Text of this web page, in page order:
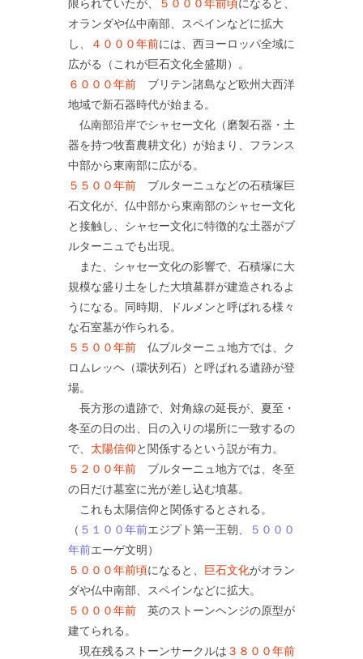
限られていたが、
５０００年前頃になると、
オランダや仏中南部、スペインなどに拡大
し、
４０００年前には、西ヨーロッパ全域に
広がる（これが巨石文化全盛期）。
６０００年前 ブリテン諸島など欧州大西洋
地域で新石器時代が始まる。
仏南部沿岸でシャセー文化（磨製石器・土
器を持つ牧畜農耕文化）が始まり、フランス
中部から東南部に広がる。
５５００年前 ブルターニュなどの石積塚巨
石文化が、仏中部から東南部のシャセー文化
と接触し、シャセー文化に特徴的な土器がブ
ルターニュでも出現。
また、シャセー文化の影響で、石積塚に大
規模な盛り土をした大墳墓群が建造されるよ
うになる。同時期、ドルメンと呼ばれる様々
な石室墓が作られる。
５５００年前 仏ブルターニュ地方では、ク
ロムレッヘ（環状列石）と呼ばれる遺跡が登
場。
長方形の遺跡で、対角線の延長が、夏至・
冬至の日の出、日の入りの場所に一致するの
で、 太陽信仰と関係するという説が有力。
５２００年前 ブルターニュ地方では、冬至
の日だけ墓室に光が差し込む墳墓。
これも太陽信仰と関係するとされる。
（ ５１００年前エジプト第一王朝、
５０００
年前エーゲ文明）
５０００年前頃になると、 巨石文化がオラン
ダや仏中南部、スペインなどに拡大。
５０００年前 英のストーンヘンジの原型が
建てられる。
現在残るストーンサークルは ３８００年前